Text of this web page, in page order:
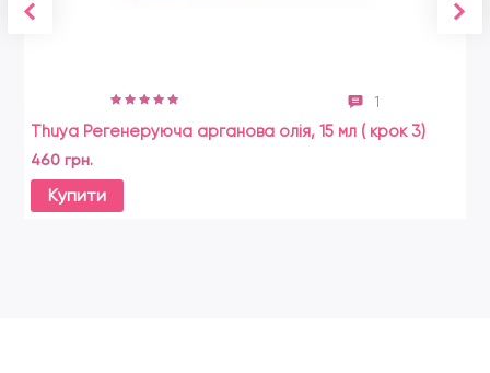
1
Thuya Регенеруюча арганова олія, 15 мл ( крок 3)
460 грн.
Купити